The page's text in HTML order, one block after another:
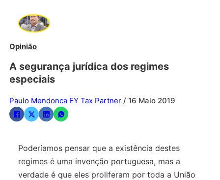
Opinião
A segurança jurídica dos regimes
especiais
Paulo Mendonca EY Tax Partner / 16 Maio 2019
Poderíamos pensar que a existência destes
regimes é uma invenção portuguesa, mas a
verdade é que eles proliferam por toda a União